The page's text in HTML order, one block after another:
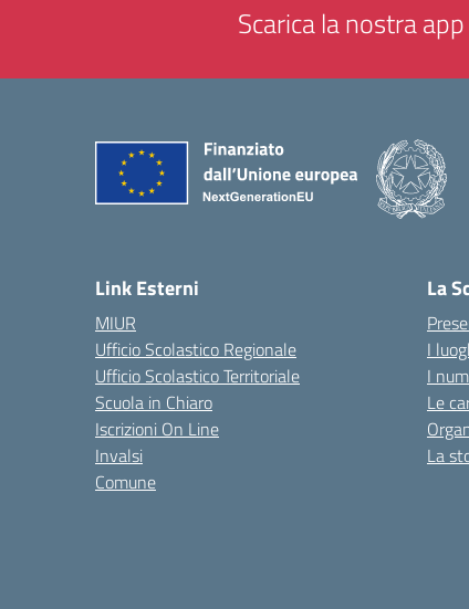
Scarica la nostra
Link Esterni
MIUR
Ufficio Scolastico Regionale
Ufficio Scolastico Territoriale
Scuola in Chiaro
Iscrizioni On Line
Invalsi
Comune
La
I
I
Le
La